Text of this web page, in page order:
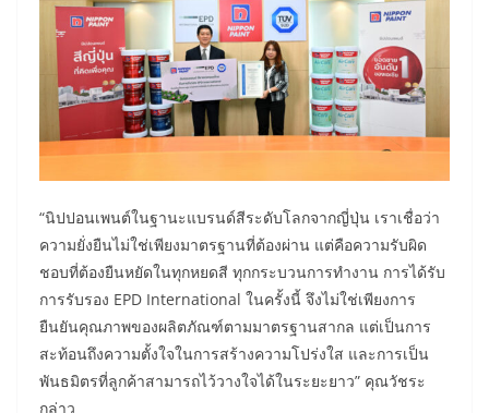
“นิปปอนเพนต์ในฐานะแบรนด์สีระดับโลกจากญี่ปุ่น เราเชื่อว่า
ความยั่งยืนไม่ใช่เพียงมาตรฐานที่ต้องผ่าน แต่คือความรับผิด
ชอบที่ต้องยืนหยัดในทุกหยดสี ทุกกระบวนการทำงาน การได้รับ
การรับรอง EPD International ในครั้งนี้ จึงไม่ใช่เพียงการ
ยืนยันคุณภาพของผลิตภัณฑ์ตามมาตรฐานสากล แต่เป็นการ
สะท้อนถึงความตั้งใจในการสร้างความโปร่งใส และการเป็น
พันธมิตรที่ลูกค้าสามารถไว้วางใจได้ในระยะยาว” คุณวัชระ
กล่าว